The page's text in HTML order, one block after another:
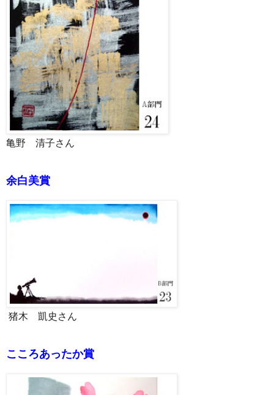
亀野 清子さん
余白美賞
猪木 凱史さん
こころあったか賞